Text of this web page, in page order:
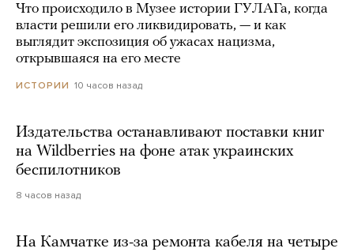
Что происходило в Музее истории ГУЛАГа, когда
власти решили его ликвидировать, — и как
выглядит экспозиция об ужасах нацизма,
открывшаяся на его месте
ИСТОРИИ 10 часов назад
Издательства останавливают поставки книг
на Wildberries на фоне атак украинских
беспилотников
8 часов назад
На Камчатке из-за ремонта кабеля на четыре